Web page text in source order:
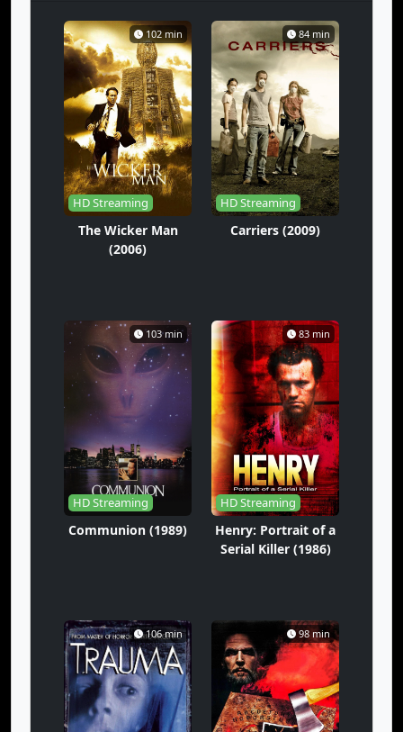
102 min
HD Streaming
The Wicker Man
(2006)
84 min
HD Streaming
Carriers (2009)
103 min
HD Streaming
Communion (1989)
83 min
HD Streaming
Henry: Portrait of a
Serial Killer (1986)
106 min 98 min